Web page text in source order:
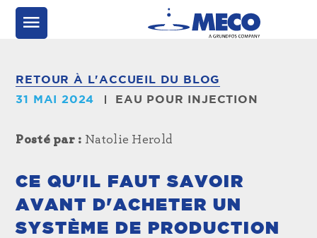
RETOUR À L'ACCUEIL DU BLOG
31 MAI 2024
EAU POUR INJECTION
Posté par : Natolie Herold
CE QU'IL FAUT SAVOIR
AVANT D'ACHETER UN
SYSTÈME DE PRODUCTION